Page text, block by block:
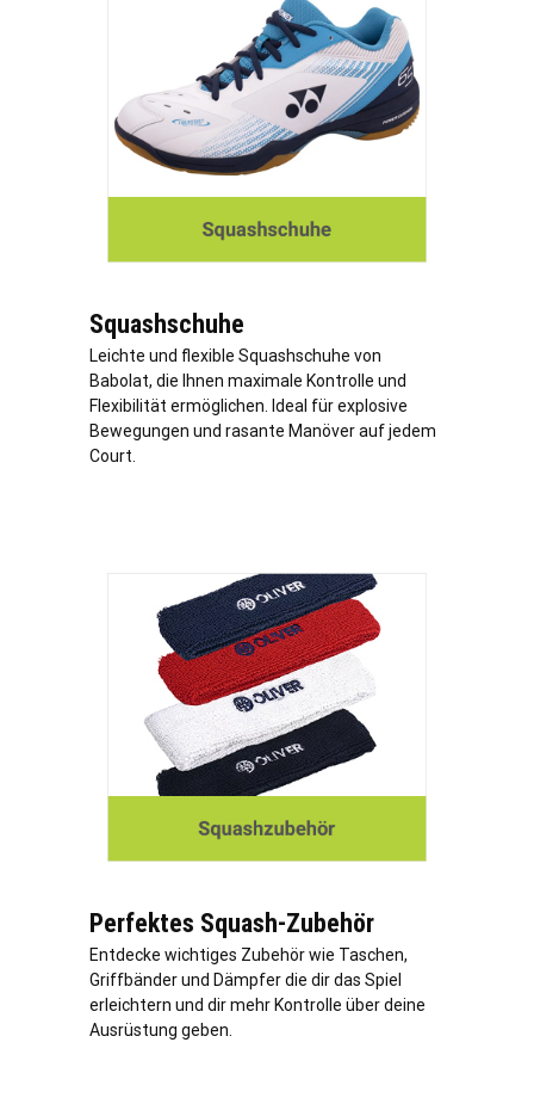
Squashschuhe
Leichte und flexible Squashschuhe von
Babolat, die Ihnen maximale Kontrolle und
Flexibilität ermöglichen. Ideal für explosive
Bewegungen und rasante Manöver auf jedem
Court.
Perfektes Squash-Zubehör
Entdecke wichtiges Zubehör wie Taschen,
Griffbänder und Dämpfer die dir das Spiel
erleichtern und dir mehr Kontrolle über deine
Ausrüstung geben.